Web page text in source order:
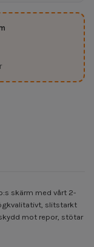
skärm med vårt 2-
slitstarkt
mot repor, stötar